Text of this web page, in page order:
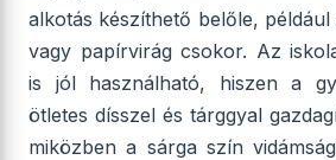
alkotás készíthető belőle,
vagy papírvirág csokor. Az
is jól használható, hiszen a
ötletes dísszel és tárggyal
miközben a sárga szín